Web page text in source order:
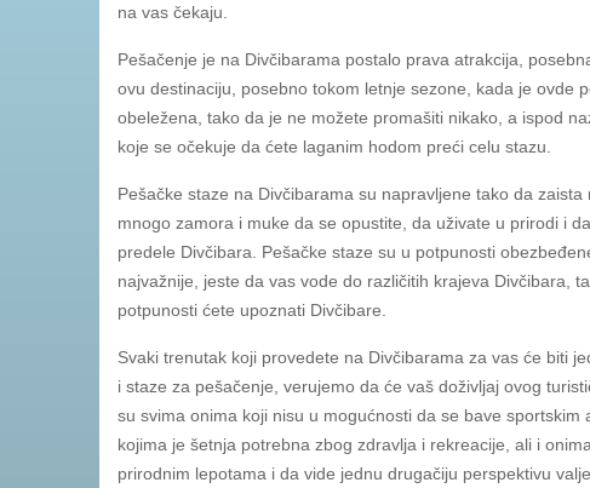
na vas čekaju.
Pešačenje je na Divčibarama postalo prava atrakcija,
ovu destinaciju, posebno tokom letnje sezone, kada je ovde
obeležena, tako da je ne možete promašiti nikako, a ispod
koje se očekuje da ćete laganim hodom preći celu stazu.
Pešačke staze na Divčibarama su napravljene tako da
mnogo zamora i muke da se opustite, da uživate u prirodi i
predele Divčibara. Pešačke staze su u potpunosti
najvažnije, jeste da vas vode do različitih krajeva Divčibara,
potpunosti ćete upoznati Divčibare.
Svaki trenutak koji provedete na Divčibarama za vas će biti
i staze za pešačenje, verujemo da će vaš doživljaj ovog
su svima onima koji nisu u mogućnosti da se bave
kojima je šetnja potrebna zbog zdravlja i rekreacije, ali i
prirodnim lepotama i da vide jednu drugačiju perspektivu